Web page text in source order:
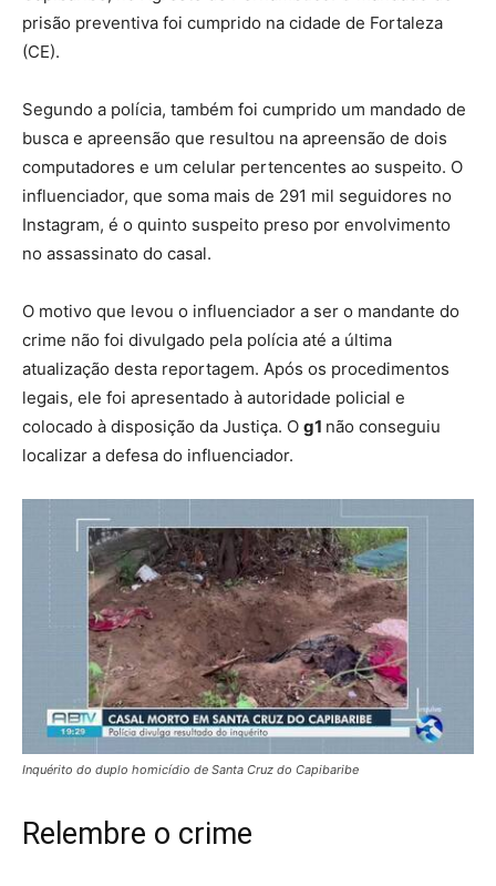
prisão preventiva foi cumprido na cidade de Fortaleza
(CE).
Segundo a polícia, também foi cumprido um mandado de
busca e apreensão que resultou na apreensão de dois
computadores e um celular pertencentes ao suspeito. O
influenciador, que soma mais de 291 mil seguidores no
Instagram, é o quinto suspeito preso por envolvimento
no assassinato do casal.
O motivo que levou o influenciador a ser o mandante do
crime não foi divulgado pela polícia até a última
atualização desta reportagem. Após os procedimentos
legais, ele foi apresentado à autoridade policial e
colocado à disposição da Justiça. O g1 não conseguiu
localizar a defesa do influenciador.
Inquérito do duplo homicídio de Santa Cruz do Capibaribe
Relembre o crime